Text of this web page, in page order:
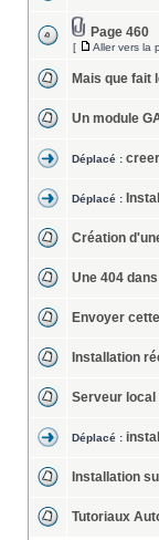
Page 460
[ Aller vers la
Mais que fait
Un module
Déplacé :
Déplacé :
Création
Une 404
Envoyer
Installation
Serveur local
Déplacé :
Installation
Tutoriaux